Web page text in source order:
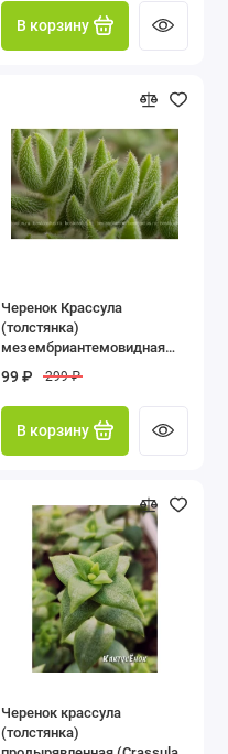
В корзину
Черенок Крассула
(толстянка)
мезембриантемовидная
mesembryanthemoides)
99 ₽ 299 ₽
В корзину
Черенок крассула
(толстянка)